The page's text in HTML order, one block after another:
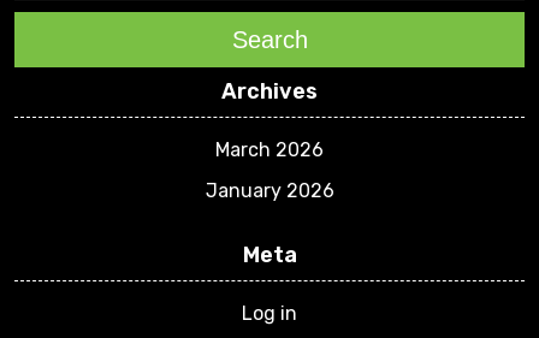
Search
Archives
March 2026
January 2026
Meta
Log in